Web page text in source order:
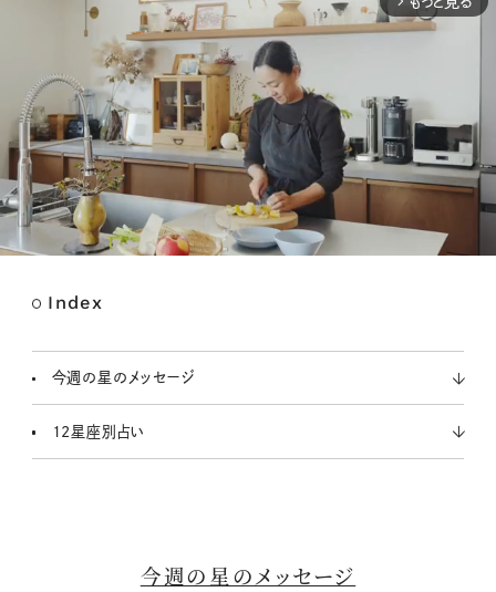
Index
今週の星のメッセージ
12星座別占い
今週の星のメッセージ